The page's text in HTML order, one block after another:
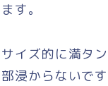
す。
イズ的に満タ
浸からないです